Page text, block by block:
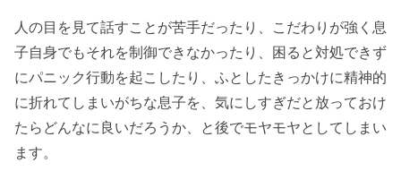
人の目を見て話すことが苦手だったり、こだわりが強く息
子自身でもそれを制御できなかったり、困ると対処できず
にパニック行動を起こしたり、ふとしたきっかけに精神的
に折れてしまいがちな息子を、気にしすぎだと放っておけ
たらどんなに良いだろうか、と後でモヤモヤとしてしまい
ます。